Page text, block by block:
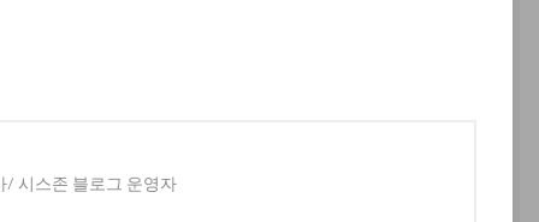
/ 시스존 블로그 운영자